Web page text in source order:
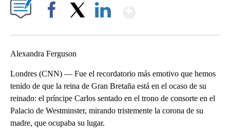
Alexandra Ferguson
Londres (CNN) — Fue el recordatorio más emotivo que hemos
tenido de que la reina de Gran Bretaña está en el ocaso de su
reinado: el príncipe Carlos sentado en el trono de consorte en el
Palacio de Westminster, mirando tristemente la corona de su
madre, que ocupaba su lugar.